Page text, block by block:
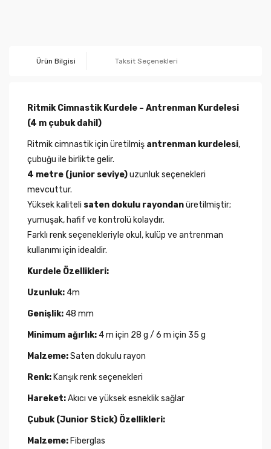
Ürün Bilgisi Taksit Seçenekleri
Ritmik Cimnastik Kurdele – Antrenman Kurdelesi
(4 m çubuk dahil)
Ritmik cimnastik için üretilmiş antrenman kurdelesi,
çubuğu ile birlikte gelir.
4 metre (junior seviye)uzunluk seçenekleri
mevcuttur.
Yüksek kaliteli saten dokulu rayondanüretilmiştir;
yumuşak, hafif ve kontrolü kolaydır.
Farklı renk seçenekleriyle okul, kulüp ve antrenman
kullanımı için idealdir.
Kurdele Özellikleri:
Uzunluk: 4m
Genişlik: 48 mm
Minimum ağırlık: 4 m için 28 g / 6 m için 35 g
Malzeme:Saten dokulu rayon
Renk: Karışık renk seçenekleri
Hareket:Akıcı ve yüksek esneklik sağlar
Çubuk (Junior Stick) Özellikleri:
Malzeme: Fiberglas